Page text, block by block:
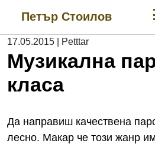
content
Петър Стоилов
17.05.2015 Petttar
Музикална
класа
Да направиш качествена
лесно. Макар че този жанр